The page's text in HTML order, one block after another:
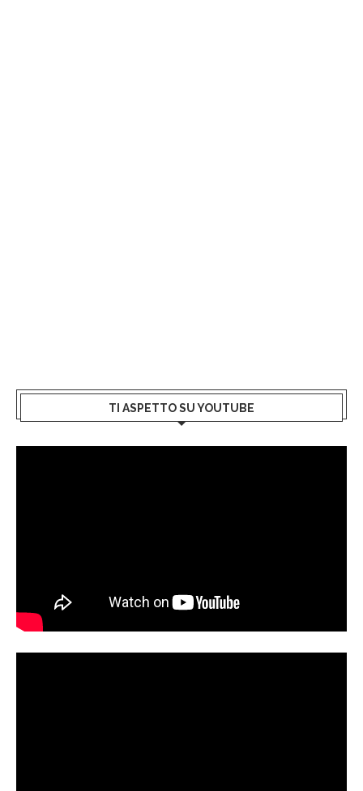
TI ASPETTO SU YOUTUBE